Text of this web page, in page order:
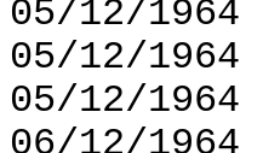
05/12/
05/12/
05/12/